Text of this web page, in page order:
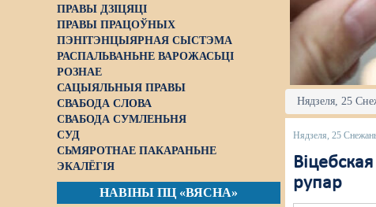
ПРАВЫ ДЗІЦЯЦІ
ПРАВЫ ПРАЦОЎНЫХ
ПЭНІТЭНЦЫЯРНАЯ СЫСТЭМА
РАСПАЛЬВАНЬНЕ ВАРОЖАСЬЦІ
РОЗНАЕ
САЦЫЯЛЬНЫЯ ПРАВЫ
СВАБОДА СЛОВА
СВАБОДА СУМЛЕНЬНЯ
СУД
СЬМЯРОТНАЕ ПАКАРАНЬНЕ
ЭКАЛЁГІЯ
НАВІНЫ ПЦ «ВЯСНА»
Нядзеля, 25
Нядзеля, 25
рупар